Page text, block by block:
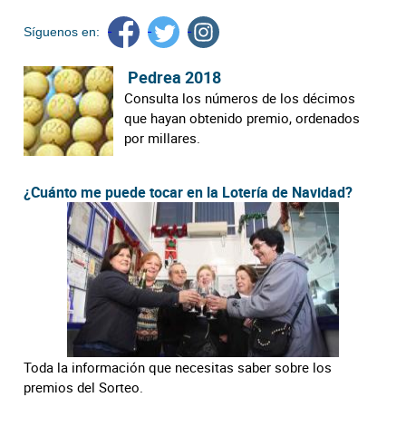
Síguenos en:
Pedrea 2018
Consulta los números de los décimos
que hayan obtenido premio, ordenados
por millares.
¿Cuánto me puede tocar en la Lotería de Navidad?
Toda la información que necesitas saber sobre los
premios del Sorteo.